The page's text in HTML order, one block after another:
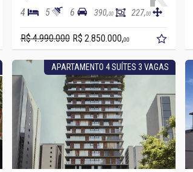
4 5 6 390,00 227,00
R$ 4.990.000 R$ 2.850.000,00
APARTAMENTO 4 SUÍTES 3 VAGAS